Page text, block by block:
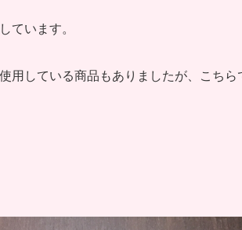
ています。
用している商品もありましたが、こちら